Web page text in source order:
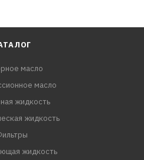
масло
масло
жидкость
жидкость
жидкость